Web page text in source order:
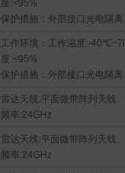
度:<95%
保护措施：外部接口光电隔离
工作环境：工作温度:-
度:<95%
保护措施：外部接口光电隔离
雷达天线:平面微带阵列天线
频率:24GHz
雷达天线:平面微带阵列天线
频率:24GHz